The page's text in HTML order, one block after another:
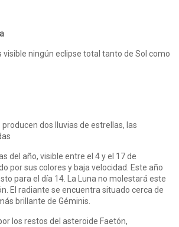
visible ningún eclipse total tanto de Sol como
dos lluvias de estrellas, las
del año, visible entre el 4 y el 17 de
por sus colores y baja velocidad. Este año
para el día 14. La Luna no molestará este
El radiante se encuentra situado cerca de
brillante de Géminis.
los restos del asteroide Faetón,